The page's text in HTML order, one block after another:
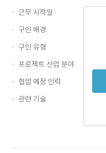
근무 시작일
구인 배경
구인 유형
프로젝트 산업 분야
협업 예정 인력
관련 기술